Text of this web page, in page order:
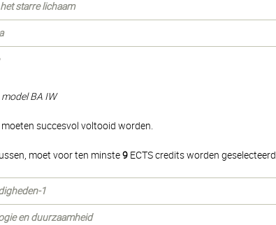
starre lichaam
BA IW
succesvol voltooid worden.
moet voor ten minste9 ECTS credits worden geselecteerd.
1
en duurzaamheid